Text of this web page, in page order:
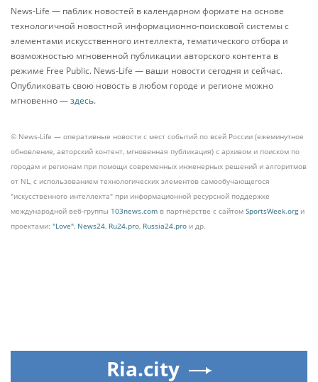
News-Life — паблик новостей в календарном формате на основе
технологичной новостной информационно-поисковой системы с
элементами искусственного интеллекта, тематического отбора и
возможностью мгновенной публикации авторского контента в
режиме Free Public. News-Life — ваши новости сегодня и сейчас.
Опубликовать свою новость в любом городе и регионе можно
мгновенно —здесь.
© News-Life — оперативные новости с мест событий по всей России (ежеминутное
обновление, авторский контент, мгновенная публикация) с архивом и поиском по
городам и регионам при помощи современных инженерных решений и алгоритмов
от NL, с использованием технологических элементов самообучающегося
"искусственного интеллекта" при информационной ресурсной поддержке
международной веб-группы 103news.com в партнёрстве с сайтом SportsWeek.orgи
проектами: "Love" News24 Ru24.pro Russia24.pro и др.
Ria.city